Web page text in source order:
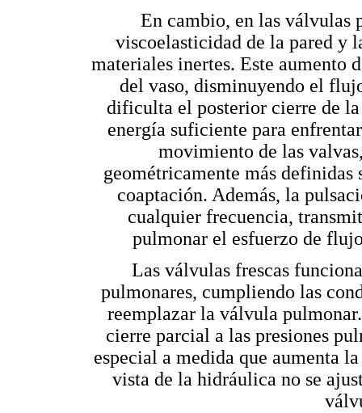
En cambio, en las válvulas
viscoelasticidad de la pared y
materiales inertes. Este aumento
del vaso, disminuyendo el
dificulta el posterior cierre de
energía suficiente para
movimiento de las
geométricamente más
coaptación. Además, la
cualquier frecuencia,
pulmonar el esfuerzo de
Las válvulas frescas
pulmonares, cumpliendo las
reemplazar la válvula
cierre parcial a las presiones
especial a medida que aumenta
vista de la hidráulica no se